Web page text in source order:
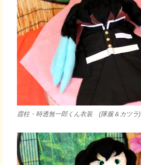
霞柱・時透無一郎くん衣装 (隊服＆カツラ)